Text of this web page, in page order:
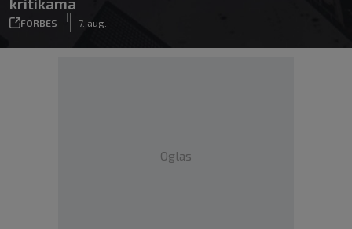
FORBES
|
7. aug.
Oglas